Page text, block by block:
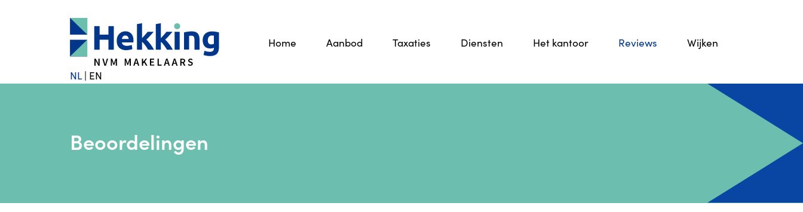
Home Aanbod Taxaties Diensten Het kantoor Reviews Wijken
NL | EN
Beoordelingen